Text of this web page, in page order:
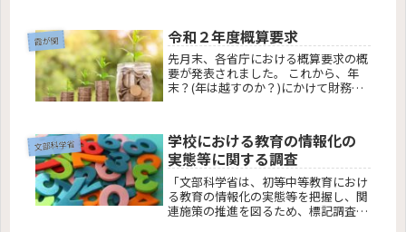
した。
霞が関 令和２年度概算要求
先月末、各省庁における概算要求の概
要が発表されました。 これから、年
末？(年は越すのか？)にかけて財務省
を展開していくのか、来年度はどうい
った分野に力を入れていくのかが分...
文部科学省
学校における教育の情報化の
実態等に関する調査
「文部科学省は、初等中等教育におけ
る教育の情報化の実態等を把握し、関
連施策の推進を図るため、標記調査を